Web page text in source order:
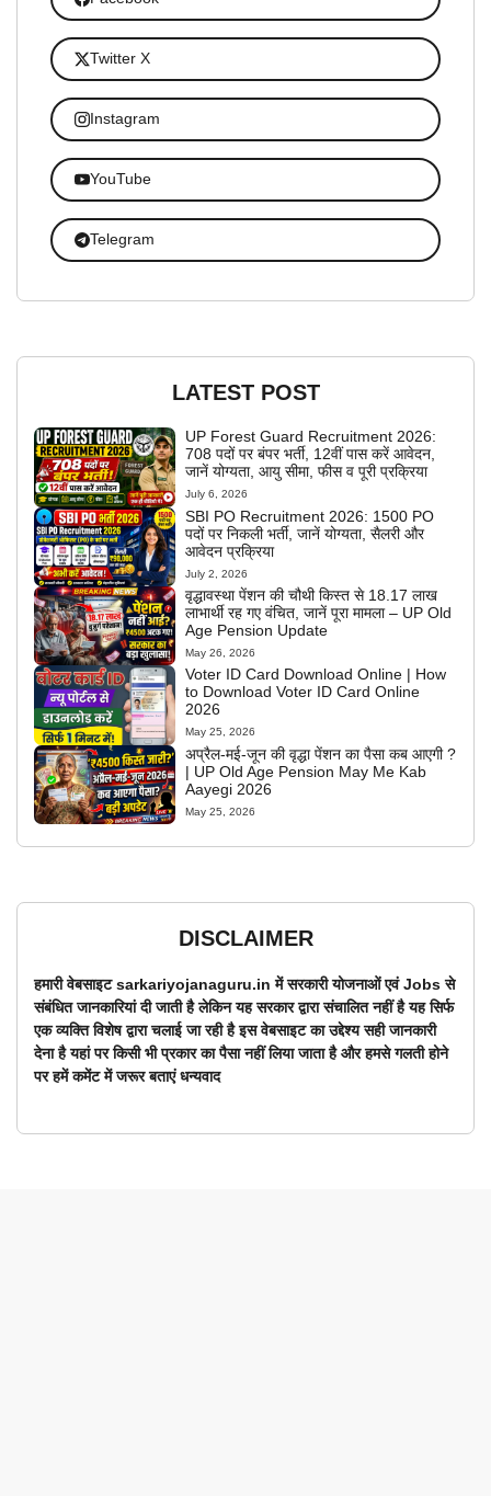
Twitter X
Instagram
YouTube
Telegram
LATEST POST
UP Forest Guard Recruitment 2026:
708 पदों पर बंपर भर्ती, 12वीं पास करें आवेदन,
जानें योग्यता, आयु सीमा, फीस व पूरी प्रक्रिया
July 6, 2026
SBI PO Recruitment 2026: 1500 PO
पदों पर निकली भर्ती, जानें योग्यता, सैलरी और
आवेदन प्रक्रिया
July 2, 2026
वृद्धावस्था पेंशन की चौथी किस्त से 18.17 लाख
लाभार्थी रह गए वंचित, जानें पूरा मामला – UP Old
Age Pension Update
May 26, 2026
Voter ID Card Download Online | How
to Download Voter ID Card Online
2026
May 25, 2026
अप्रैल-मई-जून की वृद्धा पेंशन का पैसा कब आएगी ?
| UP Old Age Pension May Me Kab
Aayegi 2026
May 25, 2026
DISCLAIMER
हमारी वेबसाइट sarkariyojanaguru.in में सरकारी योजनाओं एवं Jobs से
संबंधित जानकारियां दी जाती है लेकिन यह सरकार द्वारा संचालित नहीं है यह सिर्फ
एक व्यक्ति विशेष द्वारा चलाई जा रही है इस वेबसाइट का उद्देश्य सही जानकारी
देना है यहां पर किसी भी प्रकार का पैसा नहीं लिया जाता है और हमसे गलती होने
पर हमें कमेंट में जरूर बताएं धन्यवाद